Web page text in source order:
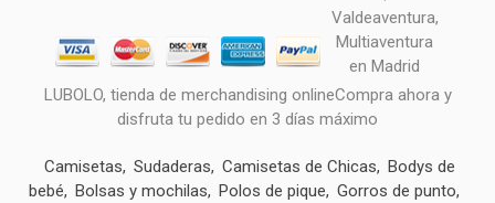
LUBOLO, tienda de merchandising onlineCompra ahora y
disfruta tu pedido en 3 días máximo
Camisetas Sudaderas Camisetas de Chicas
Bodys de
bebé
Bolsas y mochilas Polos de pique
Gorros de punto